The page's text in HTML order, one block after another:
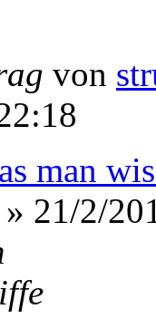
von
man
» 21/2/